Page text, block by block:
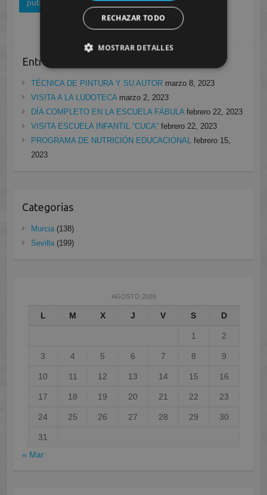
Entradas recientes
TÉCNICA DE PINTURA Y SU AUTOR marzo 8, 2023
VISITA A LA LUDOTECA marzo 2, 2023
DÍA COMPLETO EN LA ESCUELA FÁBULA febrero 22, 2023
VISITA ESCUELA INFANTIL “CUCA” febrero 22, 2023
PROGRAMA DE NUTRICIÓN EDUCACIONAL febrero 15,
2023
Categorias
Murcia(138)
Sevilla(199)
AGOSTO 2026
L M X J V S D
1 2
3 4 5 6 7 8 9
10 11 12 13 14 15 16
17 18 19 20 21 22 23
24 25 26 27 28 29 30
31
« Mar
RECHAZAR TODO
MOSTRAR DETALLES